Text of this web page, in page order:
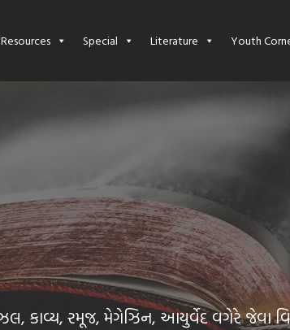
Resources Special Literature Youth
પુસ્તક પરિચય : નવલકથા, રહસ્યકથા,